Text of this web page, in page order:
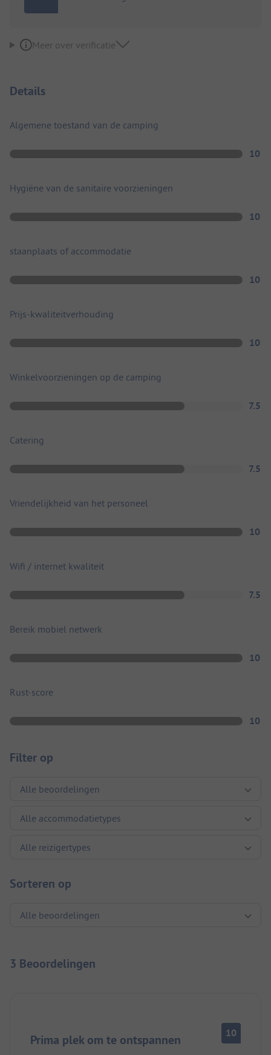
Meer over verificatie
Details
Algemene toestand van de camping
10
Hygiëne van de sanitaire voorzieningen
10
staanplaats of accommodatie
10
Prijs-kwaliteitverhouding
10
Winkelvoorzieningen op de camping
7.5
Catering
7.5
Vriendelijkheid van het personeel
10
Wifi / internet kwaliteit
7.5
Bereik mobiel netwerk
10
Rust-score
10
Filter op
Sorteren op
3 Beoordelingen
Prima plek om te ontspannen 10